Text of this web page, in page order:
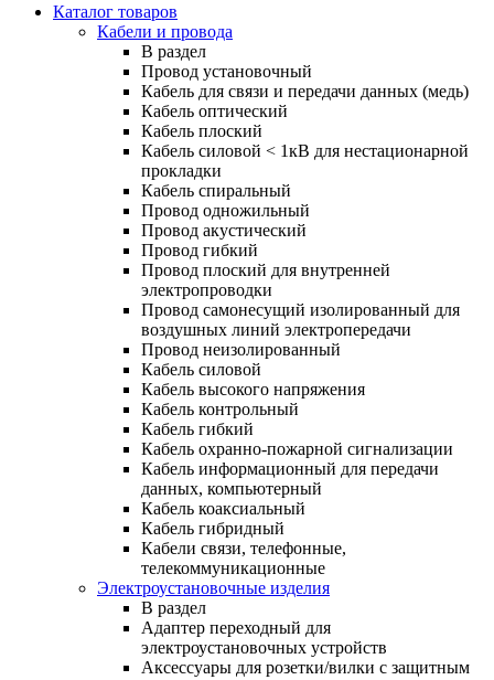
Каталог товаров
Кабели и провода
В раздел
Провод установочный
Кабель для связи и передачи данных (медь)
Кабель оптический
Кабель плоский
Кабель силовой < 1кВ для нестационарной
прокладки
Кабель спиральный
Провод одножильный
Провод акустический
Провод гибкий
Провод плоский для внутренней
электропроводки
Провод самонесущий изолированный для
воздушных линий электропередачи
Провод неизолированный
Кабель силовой
Кабель высокого напряжения
Кабель контрольный
Кабель гибкий
Кабель охранно-пожарной сигнализации
Кабель информационный для передачи
данных, компьютерный
Кабель коаксиальный
Кабель гибридный
Кабели связи, телефонные,
телекоммуникационные
Электроустановочные изделия
В раздел
Адаптер переходный для
электроустановочных устройств
Аксессуары для розетки/вилки с защитным